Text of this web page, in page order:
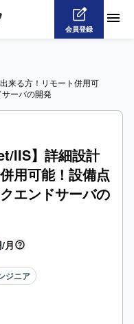
会員登録
来る方！リモート併用可
ーバの開発
IIS】詳細設計
用可能！設備点
エンドサーバの
月
ジニア